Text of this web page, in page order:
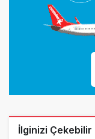
İlginizi Çekebilir